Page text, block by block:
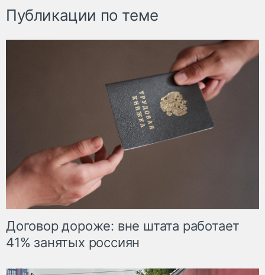
Публикации по теме
Договор дороже: вне штата работает
41% занятых россиян